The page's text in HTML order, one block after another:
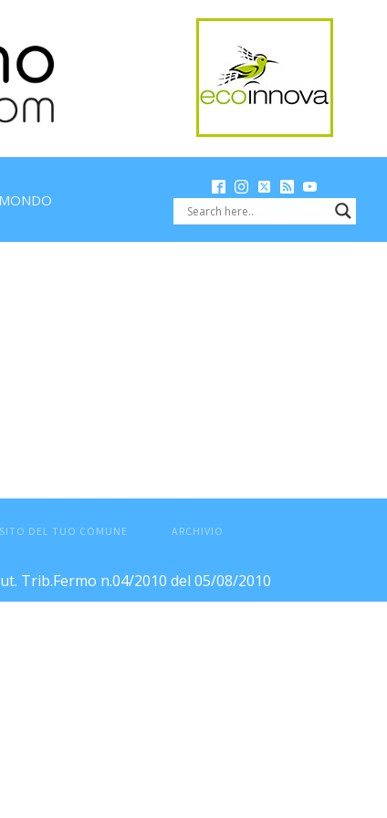
MONDO
DEL TUO COMUNE ARCHIVIO
Trib.Fermo n.04/2010 del 05/08/2010